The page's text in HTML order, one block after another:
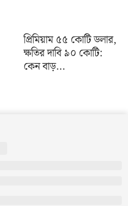
প্রিমিয়াম ৫৫ কোটি ডলার,
ক্ষতির দাবি ৯০ কোটি:
কেন বাড়...